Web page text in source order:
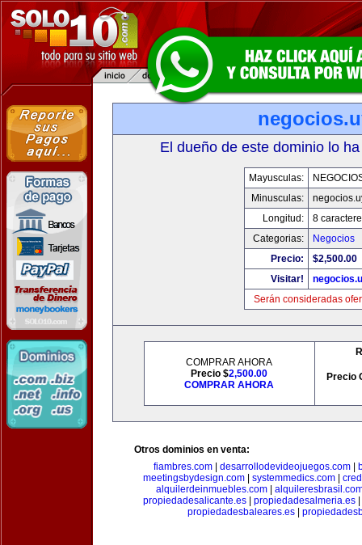
El dueño de este dominio lo
Mayusculas:
Minusculas:
Longitud:
8
Categorias:
Negocios
Precio:
$2,500.00
Visitar!
Serán consideradas
COMPRAR AHORA
Precio $2,500.00
COMPRAR AHORA
Precio
Otros dominios en venta:
fiambres.com| desarrollodevideojuegos.com|
meetingsbydesign.com| systemmedics.com|
alquilerdeinmuebles.com|
propiedadesalicante.es| propiedadesalmeria.es|
propiedadesbaleares.es